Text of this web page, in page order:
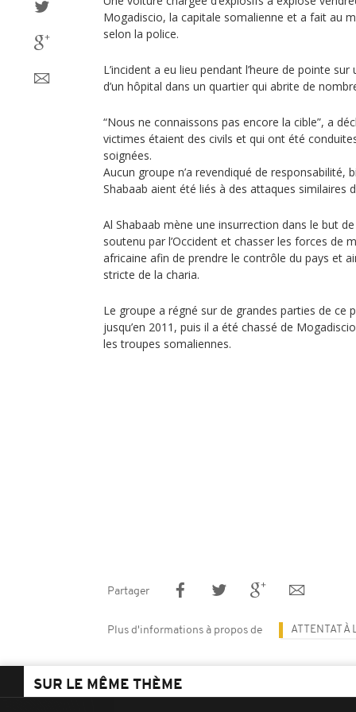
Mogadiscio, la capitale somalienne et a fait au
selon la police.
L’incident a eu lieu pendant l’heure de pointe
d’un hôpital dans un quartier qui abrite de
“Nous ne connaissons pas encore la cible”, a
victimes étaient des civils et qui ont été
soignées.
Aucun groupe n’a revendiqué de responsabilité,
Shabaab aient été liés à des attaques similaires
Al Shabaab mène une insurrection dans le but
soutenu par l’Occident et chasser les forces de
africaine afin de prendre le contrôle du pays et
stricte de la charia.
Le groupe a régné sur de grandes parties de ce
jusqu’en 2011, puis il a été chassé de
les troupes somaliennes.
Partager
Plus d'informations à propos de ATTENTAT À
SUR LE MÊME THÈME